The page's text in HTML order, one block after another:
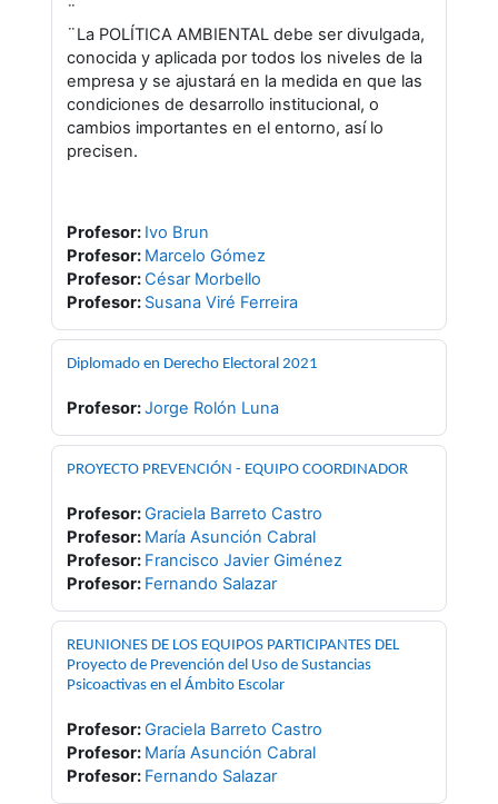
¨
¨La POLÍTICA AMBIENTAL debe ser divulgada,
conocida y aplicada por todos los niveles de la
empresa y se ajustará en la medida en que las
condiciones de desarrollo institucional, o
cambios importantes en el entorno, así lo
precisen.
Profesor: Ivo Brun
Profesor: Marcelo Gómez
Profesor:César Morbello
Profesor: Susana Viré Ferreira
Diplomado en Derecho Electoral 2021
Profesor:Jorge Rolón Luna
PROYECTO PREVENCIÓN - EQUIPO COORDINADOR
Profesor:Graciela Barreto Castro
Profesor: María Asunción Cabral
Profesor: Francisco Javier Giménez
Profesor: Fernando Salazar
REUNIONES DE LOS EQUIPOS PARTICIPANTES DEL
Proyecto de Prevención del Uso de Sustancias
Psicoactivas en el Ámbito Escolar
Profesor:Graciela Barreto Castro
Profesor: María Asunción Cabral
Profesor: Fernando Salazar